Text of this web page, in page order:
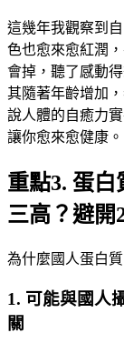
這幾年我觀察到
色也愈來愈紅潤
會掉，聽了感動
其隨著年齡增加
說人體的自癒力
讓你愈來愈健康。
重點3. 蛋
三高？避開
為什麼國人蛋白
1. 可能與國人
關